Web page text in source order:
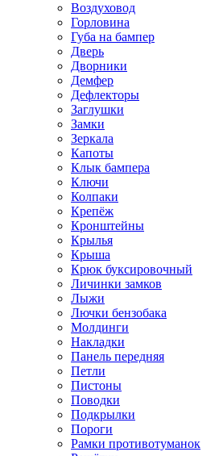
Воздуховод
Горловина
Губа на бампер
Дверь
Дворники
Демфер
Дефлекторы
Заглушки
Замки
Зеркала
Капоты
Клык бампера
Ключи
Колпаки
Крепёж
Кронштейны
Крылья
Крыша
Крюк буксировочный
Личинки замков
Лыжи
Лючки бензобака
Молдинги
Накладки
Панель передняя
Петли
Пистоны
Поводки
Подкрылки
Пороги
Рамки противотуманок